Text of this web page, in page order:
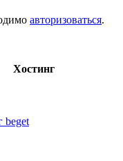
авторизоваться.
Хостинг